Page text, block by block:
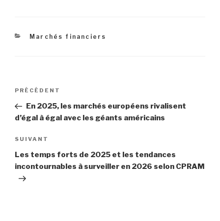
Catégories
Marchés financiers
Navigation
l’article
Article
précédent
PRÉCÉDENT
En 2025, les marchés européens rivalisent
d’égal à égal avec les géants américains
Article
suivant
SUIVANT
Les temps forts de 2025 et les tendances
incontournables à surveiller en 2026 selon CPRAM